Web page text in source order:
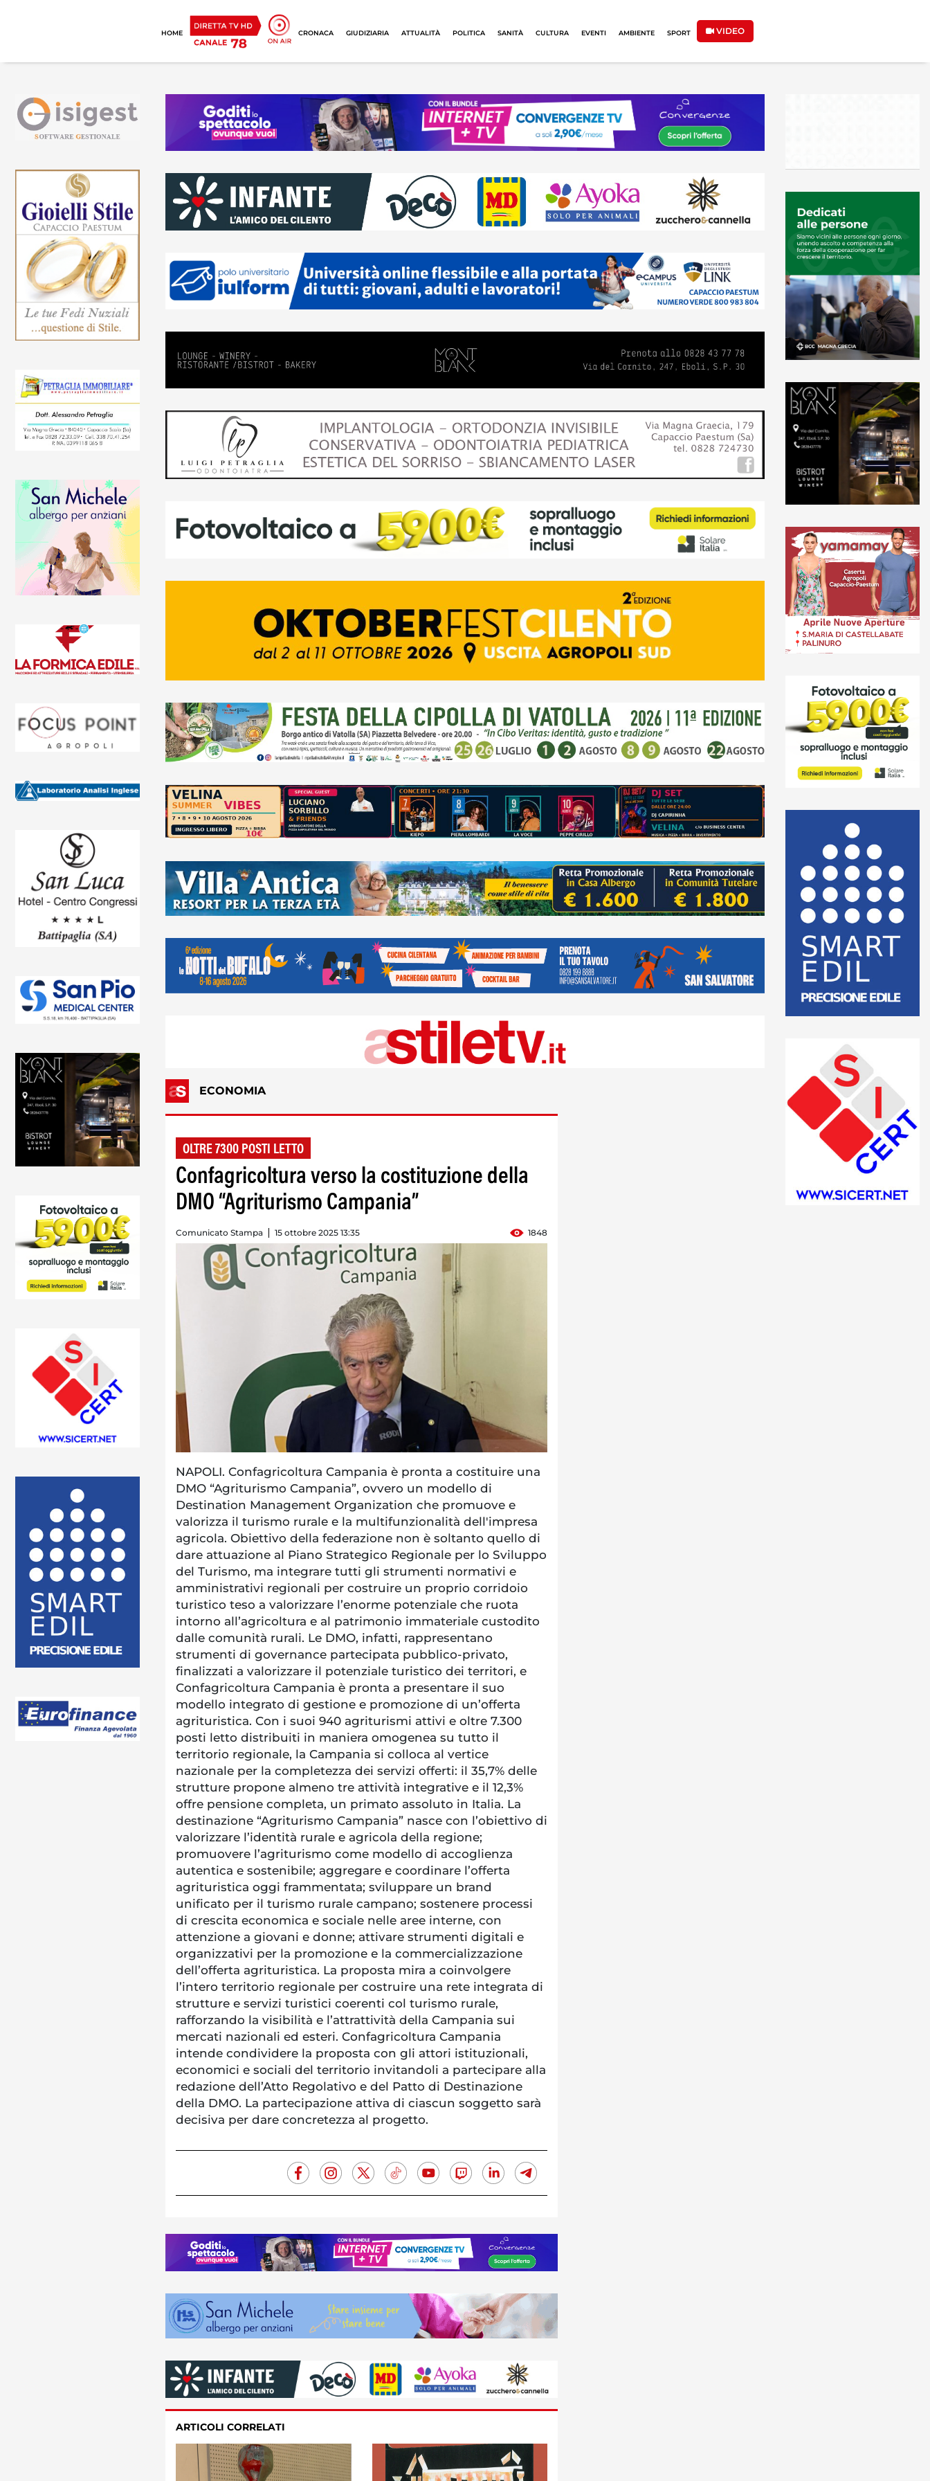
HOME CRONACA GIUDIZIARIA ATTUALITÀ POLITICA SANITÀ CULTURA EVENTI AMBIENTE SPORT VIDEO
ECONOMIA
OLTRE 7300 POSTI LETTO
Confagricoltura verso la costituzione della
DMO “Agriturismo Campania”
Comunicato Stampa 15 ottobre 2025 13:35 1848
NAPOLI. Confagricoltura Campania è pronta a costituire una
DMO “Agriturismo Campania”, ovvero un modello di
Destination Management Organization che promuove e
valorizza il turismo rurale e la multifunzionalità dell'impresa
agricola. Obiettivo della federazione non è soltanto quello di
dare attuazione al Piano Strategico Regionale per lo Sviluppo
del Turismo, ma integrare tutti gli strumenti normativi e
amministrativi regionali per costruire un proprio corridoio
turistico teso a valorizzare l’enorme potenziale che ruota
intorno all’agricoltura e al patrimonio immateriale custodito
dalle comunità rurali. Le DMO, infatti, rappresentano
strumenti di governance partecipata pubblico-privato,
finalizzati a valorizzare il potenziale turistico dei territori, e
Confagricoltura Campania è pronta a presentare il suo
modello integrato di gestione e promozione di un’offerta
agrituristica. Con i suoi 940 agriturismi attivi e oltre 7.300
posti letto distribuiti in maniera omogenea su tutto il
territorio regionale, la Campania si colloca al vertice
nazionale per la completezza dei servizi offerti: il 35,7% delle
strutture propone almeno tre attività integrative e il 12,3%
offre pensione completa, un primato assoluto in Italia. La
destinazione “Agriturismo Campania” nasce con l’obiettivo di
valorizzare l’identità rurale e agricola della regione;
promuovere l’agriturismo come modello di accoglienza
autentica e sostenibile; aggregare e coordinare l’offerta
agrituristica oggi frammentata; sviluppare un brand
unificato per il turismo rurale campano; sostenere processi
di crescita economica e sociale nelle aree interne, con
attenzione a giovani e donne; attivare strumenti digitali e
organizzativi per la promozione e la commercializzazione
dell’offerta agrituristica. La proposta mira a coinvolgere
l’intero territorio regionale per costruire una rete integrata di
strutture e servizi turistici coerenti col turismo rurale,
rafforzando la visibilità e l’attrattività della Campania sui
mercati nazionali ed esteri. Confagricoltura Campania
intende condividere la proposta con gli attori istituzionali,
economici e sociali del territorio invitandoli a partecipare alla
redazione dell’Atto Regolativo e del Patto di Destinazione
della DMO. La partecipazione attiva di ciascun soggetto sarà
decisiva per dare concretezza al progetto.
ARTICOLI CORRELATI